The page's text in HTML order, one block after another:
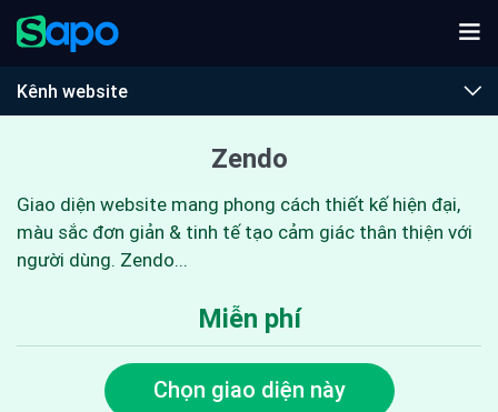
Kênh website
Zendo
Giao diện website mang phong cách thiết kế hiện đại,
màu sắc đơn giản & tinh tế tạo cảm giác thân thiện với
người dùng. Zendo...
Miễn phí
Chọn giao diện này